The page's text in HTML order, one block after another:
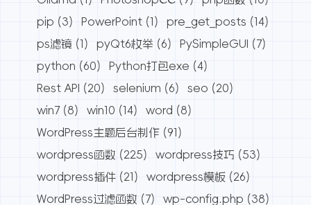
pip (3) PowerPoint (1) pre_get_posts (14)
ps滤镜 (1) pyQt6枚举 (6) PySimpleGUI (7)
python (60) Python打包exe (4)
Rest API (20) selenium (6) seo (20)
win7 (8) win10 (14) word (8)
WordPress主题后台制作 (91)
wordpress函数 (225) wordpress技巧 (53)
wordpress插件 (21) wordpress模板 (26)
WordPress过滤函数 (7) wp-config.php (38)